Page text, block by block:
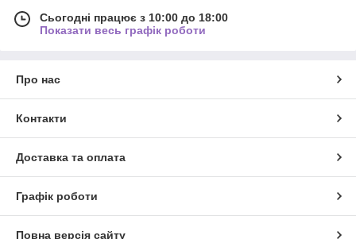
Сьогодні працює з 10:00 до 18:00
Показати весь графік роботи
Про нас
Контакти
Доставка та оплата
Графік роботи
Повна версія сайту